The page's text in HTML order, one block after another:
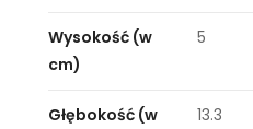
Wysokość (w
cm)
5
Głębokość (w
13.3